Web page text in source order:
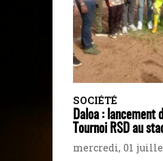
SOCIÉTÉ
Daloa : lancement
Tournoi RSD au
mercredi, 01